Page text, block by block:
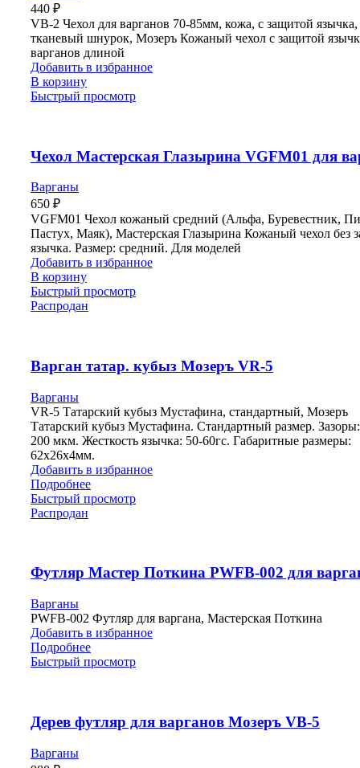
440 ₽
VB-2 Чехол для варганов 70-85мм, кожа, с защитой язычка,
тканевый шнурок, Мозеръ Кожаный чехол c защитой
варганов длиной
Добавить в избранное
В корзину
Быстрый просмотр
Чехол Мастерская Глазырина VGFM01 для
Варганы
650 ₽
VGFM01 Чехол кожаный средний (Альфа, Буревестник,
Пастух, Маяк), Мастерская Глазырина Кожаный чехол без
язычка. Размер: средний. Для моделей
Добавить в избранное
В корзину
Быстрый просмотр
Распродан
Варган татар. кубыз Мозеръ VR-5
Варганы
VR-5 Татарский кубыз Мустафина, стандартный, Мозеръ
Татарский кубыз Мустафина. Стандартный размер.
200 мкм. Жесткость язычка: 50-60гс. Габаритные размеры:
62х26х4мм.
Добавить в избранное
Подробнее
Быстрый просмотр
Распродан
Футляр Мастер Поткина PWFB-002 для
Варганы
PWFB-002 Футляр для варгана, Мастерская Поткина
Добавить в избранное
Подробнее
Быстрый просмотр
Дерев футляр для варганов Мозеръ VB-5
Варганы